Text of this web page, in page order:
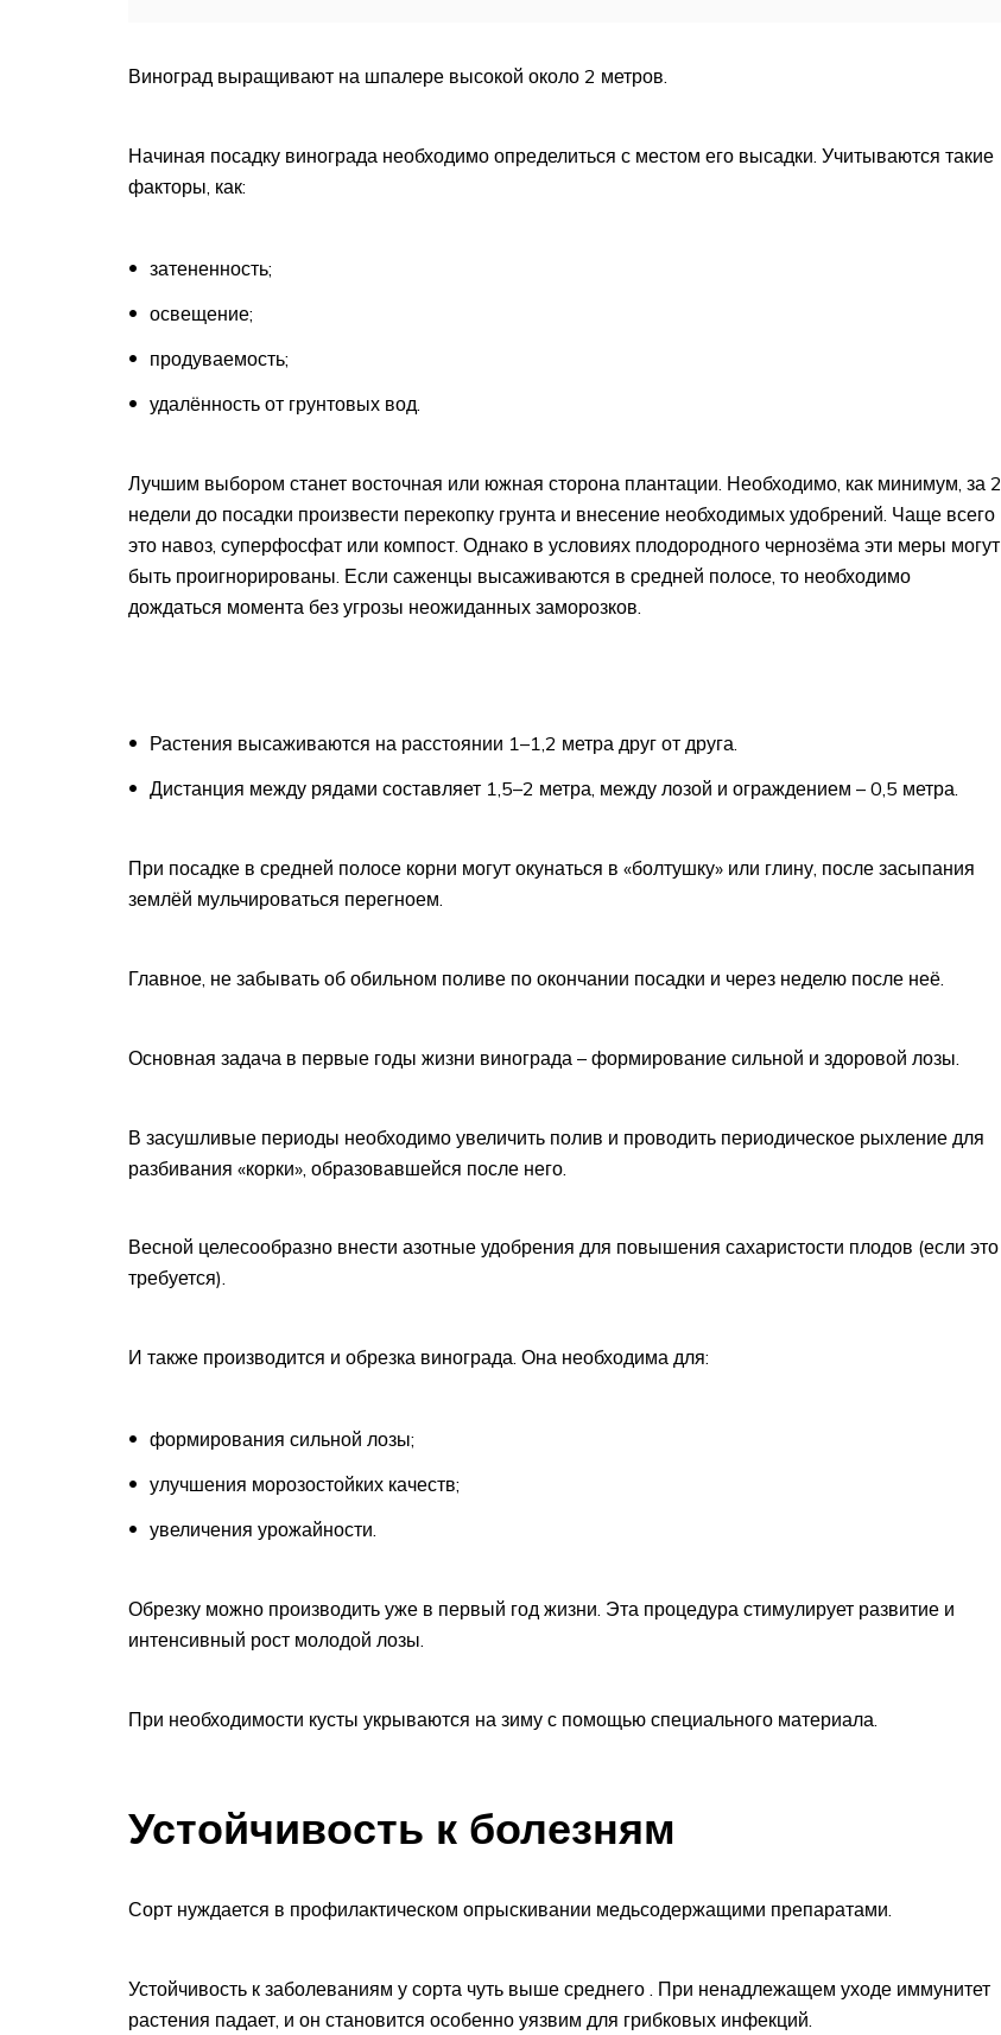
Виноград выращивают на шпалере высокой около 2 метров.
Начиная посадку винограда необходимо определиться с местом его высадки. Учитываются такие
факторы, как:
затененность;
освещение;
продуваемость;
удалённость от грунтовых вод.
Лучшим выбором станет восточная или южная сторона плантации. Необходимо, как минимум, за 2
недели до посадки произвести перекопку грунта и внесение необходимых удобрений. Чаще всего
это навоз, суперфосфат или компост. Однако в условиях плодородного чернозёма эти меры могут
быть проигнорированы. Если саженцы высаживаются в средней полосе, то необходимо
дождаться момента без угрозы неожиданных заморозков.
Растения высаживаются на расстоянии 1–1,2 метра друг от друга.
Дистанция между рядами составляет 1,5–2 метра, между лозой и ограждением – 0,5 метра.
При посадке в средней полосе корни могут окунаться в «болтушку» или глину, после засыпания
землёй мульчироваться перегноем.
Главное, не забывать об обильном поливе по окончании посадки и через неделю после неё.
Основная задача в первые годы жизни винограда – формирование сильной и здоровой лозы.
В засушливые периоды необходимо увеличить полив и проводить периодическое рыхление для
разбивания «корки», образовавшейся после него.
Весной целесообразно внести азотные удобрения для повышения сахаристости плодов (если это
требуется).
И также производится и обрезка винограда. Она необходима для:
формирования сильной лозы;
улучшения морозостойких качеств;
увеличения урожайности.
Обрезку можно производить уже в первый год жизни. Эта процедура стимулирует развитие и
интенсивный рост молодой лозы.
При необходимости кусты укрываются на зиму с помощью специального материала.
Устойчивость к болезням
Сорт нуждается в профилактическом опрыскивании медьсодержащими препаратами.
Устойчивость к заболеваниям у сорта чуть выше среднего . При ненадлежащем уходе иммунитет
растения падает, и он становится особенно уязвим для грибковых инфекций.